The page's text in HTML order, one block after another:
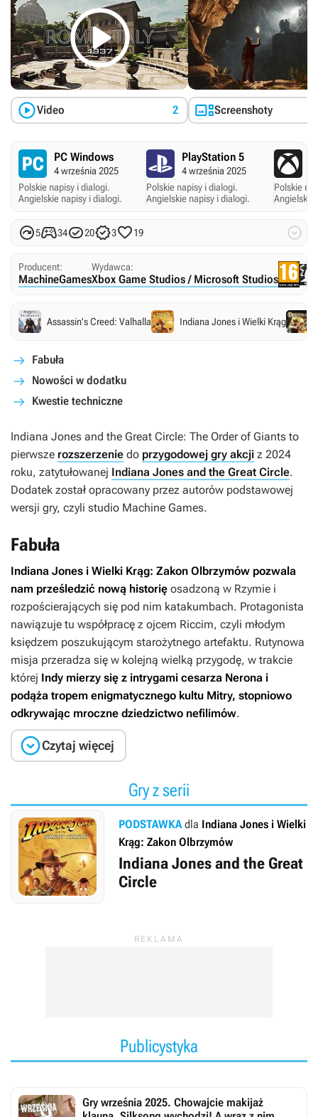

Video 2 Screenshoty
PC Windows
4 września 2025
Polskie napisy i dialogi.
Angielskie napisy i dialogi.
PlayStation 5
4 września 2025
Polskie napisy i dialogi.
Angielskie napisy i dialogi.
Polskie
Angielskie
53420319 
Producent:
MachineGames
Wydawca:
Xbox Game Studios / Microsoft Studios
Assassin's Creed: Valhalla Indiana Jones i Wielki Krąg
Fabuła
Nowości w dodatku
Kwestie techniczne
Indiana Jones and the Great Circle: The Order of Giants to
pierwsze rozszerzenie do przygodowej gry akcji z 2024
roku, zatytułowanej Indiana Jones and the Great Circle.
Dodatek został opracowany przez autorów podstawowej
wersji gry, czyli studio Machine Games.
Fabuła
Indiana Jones i Wielki Krąg: Zakon Olbrzymów pozwala
nam prześledzić nową historię osadzoną w Rzymie i
rozpościerających się pod nim katakumbach. Protagonista
nawiązuje tu współpracę z ojcem Riccim, czyli młodym
księdzem poszukującym starożytnego artefaktu. Rutynowa
misja przeradza się w kolejną wielką przygodę, w trakcie
której Indy mierzy się z intrygami cesarza Nerona i
podąża tropem enigmatycznego kultu Mitry, stopniowo
odkrywając mroczne dziedzictwo nefilimów.
Czytaj więcej
Gry z serii
PODSTAWKA dla Indiana Jones i Wielki
Krąg: Zakon Olbrzymów
Indiana Jones and the Great
Circle
Publicystyka
Gry września 2025. Chowajcie makijaż